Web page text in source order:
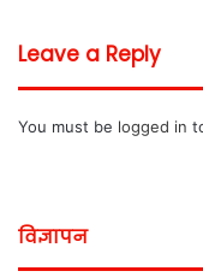
Leave a Reply
You must be logged in
विज्ञापन